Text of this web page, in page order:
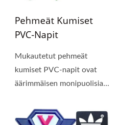
Pehmeät Kumiset
PVC-Napit
Mukautetut pehmeät
kumiset PVC-napit ovat
äärimmäisen monipuolisia
väreissä...